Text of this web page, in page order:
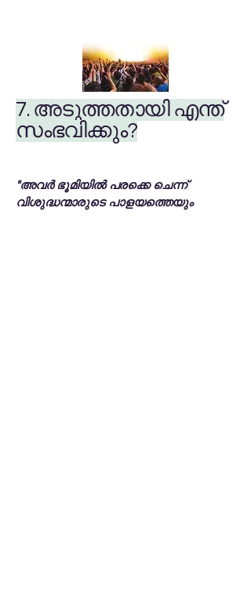
7. അടുത്തതായി എന്ത്
സംഭവിക്കും?
"അവർ ഭൂമിയിൽ പരക്കെ ചെന്ന്
വിശുദ്ധന്മാരുടെ പാളയത്തെയും